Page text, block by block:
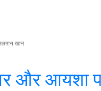
खान
और आयशा